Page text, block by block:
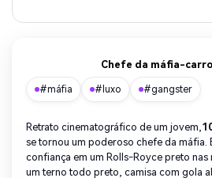
Chefe da máfia-
#máfia #luxo #gangster
Retrato cinematográfico de um jovem,
se tornou um poderoso chefe da máfia.
confiança em um Rolls-Royce preto
um terno todo preto, camisa com gola